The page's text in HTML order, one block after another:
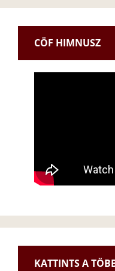
CÖF HIMNUSZ
KATTINTS A